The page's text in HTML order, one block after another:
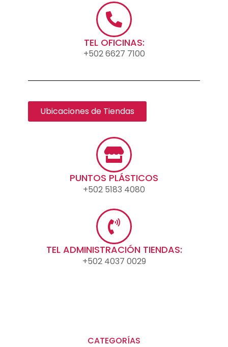
TEL OFICINAS:
+502 6627 7100
Ubicaciones de Tiendas
PUNTOS PLÁSTICOS
+502 5183 4080
TEL ADMINISTRACIÓN TIENDAS:
+502 4037 0029
CATEGORÍAS